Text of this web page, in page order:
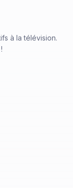
à la télévision.